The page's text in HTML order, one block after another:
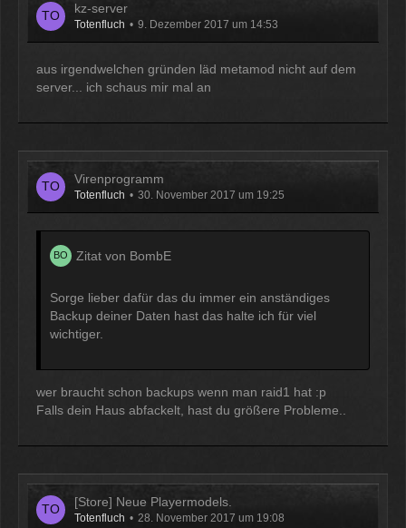
kz-server
Totenfluch 9. Dezember 2017 um 14:53
aus irgendwelchen gründen läd metamod nicht auf dem
server... ich schaus mir mal an
Virenprogramm
Totenfluch 30. November 2017 um 19:25
Zitat von BombE
Sorge lieber dafür das du immer ein anständiges
Backup deiner Daten hast das halte ich für viel
wichtiger.
wer braucht schon backups wenn man raid1 hat :p
Falls dein Haus abfackelt, hast du größere Probleme..
[Store] Neue Playermodels.
Totenfluch 28. November 2017 um 19:08